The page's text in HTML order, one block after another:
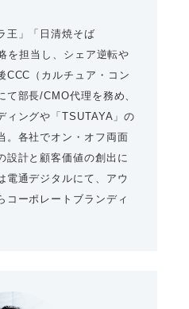
王」「日清焼そば
を担当し、シェア逆転や
CCC（カルチュア・コン
て部長/CMO代理を務め、
ィングや「TSUTAYA」の
。各社でオン・オフ両面
設計と顧客価値の創出に
電通デジタルにて、アウ
コーポレートブランディ